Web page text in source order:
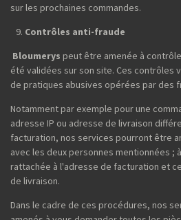
sur les prochaines commandes.
Contrôles anti-fraude
Bloumerys peut être amenée à
été validées sur son site. Ces contrôles
de pratiques abusives opérées par des
Notamment par exemple pour une
adresse IP ou adresse de livraison
facturation, nos services pourront être
avec les deux personnes mentionnées ;
rattachée à l'adresse de facturation et
de livraison.
Dans le cadre de ces procédures, nos